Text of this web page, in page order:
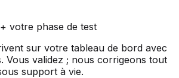
votre phase de test
sur votre tableau de bord avec
Vous validez ; nous corrigeons tout
support à vie.